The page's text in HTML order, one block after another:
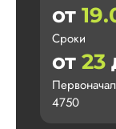
от
Сроки
от 23
4750